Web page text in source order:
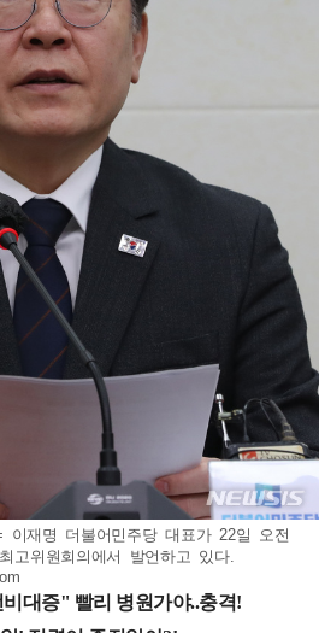
이재명 더불어민주당 대표가 22일 오전
고위원회의에서 발언하고 있다.